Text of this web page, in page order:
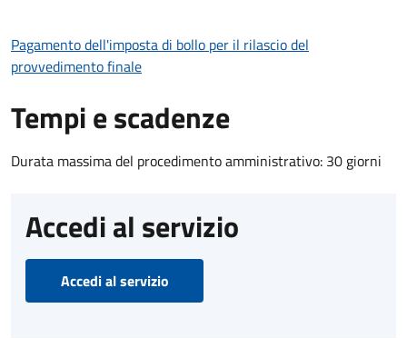
Pagamento dell'imposta di bollo per il rilascio del
provvedimento finale
Tempi e scadenze
Durata massima del procedimento amministrativo: 30 giorni
Accedi al servizio
Accedi al servizio